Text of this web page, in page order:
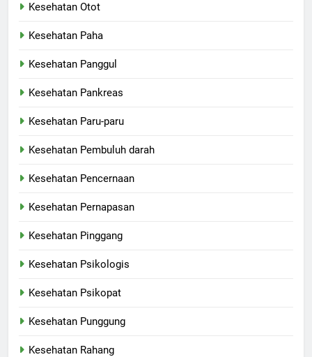
Kesehatan Otot
Kesehatan Paha
Kesehatan Panggul
Kesehatan Pankreas
Kesehatan Paru-paru
Kesehatan Pembuluh darah
Kesehatan Pencernaan
Kesehatan Pernapasan
Kesehatan Pinggang
Kesehatan Psikologis
Kesehatan Psikopat
Kesehatan Punggung
Kesehatan Rahang